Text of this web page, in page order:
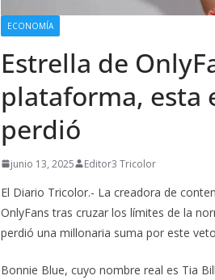
ECONOMÍA
Estrella de
plataforma, esta
perdió
junio 13, 2025 Editor3 Tricolor
El Diario Tricolor.- La creadora de
OnlyFans tras cruzar los límites de la
perdió una millonaria suma por este
Bonnie Blue, cuyo nombre real es Tia